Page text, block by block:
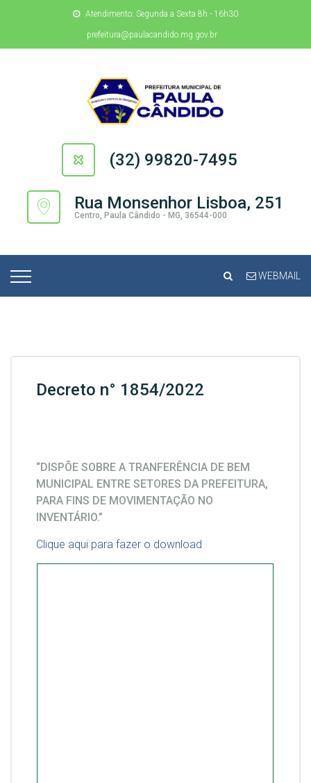
Atendimento: Segunda a Sexta 8h - 16h30
prefeitura@paulacandido.mg.gov.br
(32) 99820-7495
Rua Monsenhor Lisboa, 251
Centro, Paula Cândido - MG, 36544-000
WEBMAIL
Decreto n° 1854/2022
“DISPÕE SOBRE A TRANFERÊNCIA DE BEM
MUNICIPAL ENTRE SETORES DA PREFEITURA,
PARA FINS DE MOVIMENTAÇÃO NO
INVENTÁRIO.”
Clique aqui para fazer o download